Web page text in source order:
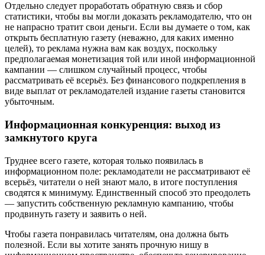
Отдельно следует проработать обратную связь и сбор
статистики, чтобы вы могли доказать рекламодателю, что он
не напрасно тратит свои деньги. Если вы думаете о том, как
открыть бесплатную газету (неважно, для каких именно
целей), то реклама нужна вам как воздух, поскольку
предполагаемая монетизация той или иной информационной
кампании — слишком случайный процесс, чтобы
рассматривать её всерьёз. Без финансового подкрепления в
виде выплат от рекламодателей издание газеты становится
убыточным.
Информационная конкуренция: выход из
замкнутого круга
Труднее всего газете, которая только появилась в
информационном поле: рекламодатели не рассматривают её
всерьёз, читатели о ней знают мало, в итоге поступления
сводятся к минимуму. Единственный способ это преодолеть
— запустить собственную рекламную кампанию, чтобы
продвинуть газету и заявить о ней.
Чтобы газета понравилась читателям, она должна быть
полезной. Если вы хотите занять прочную нишу в